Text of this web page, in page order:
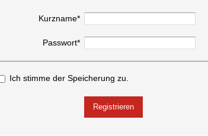
Kurzname*
Passwort*
Ich stimme der Speicherung zu.